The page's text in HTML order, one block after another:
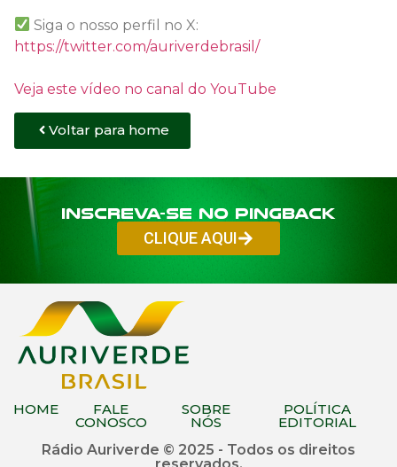
Siga o nosso perfil no X:
https://twitter.com/auriverdebrasil/
Veja este vídeo no canal do YouTube
Voltar para home
Inscreva-se no PINGBACK
CLIQUE AQUI
HOME FALE
CONOSCO
SOBRE
NÓS
POLÍTICA
EDITORIAL
Rádio Auriverde © 2025 - Todos os direitos